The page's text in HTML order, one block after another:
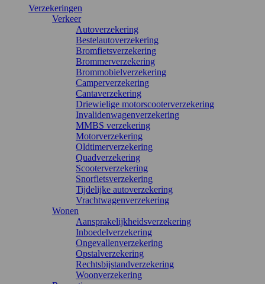
Verzekeringen
Verkeer
Autoverzekering
Bestelautoverzekering
Bromfietsverzekering
Brommerverzekering
Brommobielverzekering
Camperverzekering
Cantaverzekering
Driewielige motorscooterverzekering
Invalidenwagenverzekering
MMBS verzekering
Motorverzekering
Oldtimerverzekering
Quadverzekering
Scooterverzekering
Snorfietsverzekering
Tijdelijke autoverzekering
Vrachtwagenverzekering
Wonen
Aansprakelijkheidsverzekering
Inboedelverzekering
Ongevallenverzekering
Opstalverzekering
Rechtsbijstandverzekering
Woonverzekering